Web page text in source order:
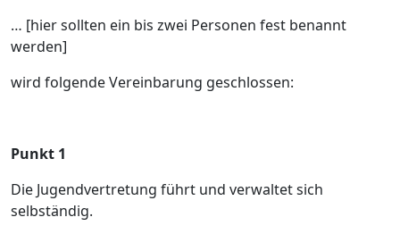
… [hier sollten ein bis zwei Personen fest benannt
werden]
wird folgende Vereinbarung geschlossen:
Punkt 1
Die Jugendvertretung führt und verwaltet sich
selbständig.